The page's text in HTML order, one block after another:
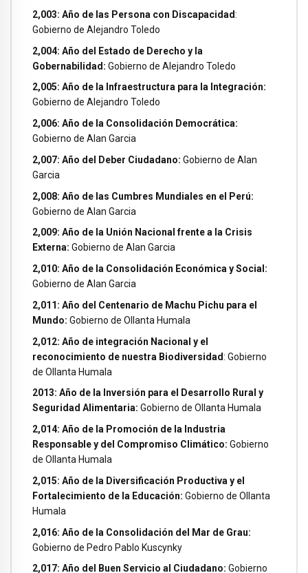
2,003: Año de las Persona con Discapacidad:
Gobierno de Alejandro Toledo
2,004: Año del Estado de Derecho y la
Gobernabilidad: Gobierno de Alejandro Toledo
2,005: Año de la Infraestructura para la Integración:
Gobierno de Alejandro Toledo
2,006: Año de la Consolidación Democrática:
Gobierno de Alan Garcia
2,007: Año del Deber Ciudadano: Gobierno de Alan
Garcia
2,008: Año de las Cumbres Mundiales en el Perú:
Gobierno de Alan Garcia
2,009: Año de la Unión Nacional frente a la Crisis
Externa: Gobierno de Alan Garcia
2,010: Año de la Consolidación Económica y Social:
Gobierno de Alan Garcia
2,011: Año del Centenario de Machu Pichu para el
Mundo: Gobierno de Ollanta Humala
2,012: Año de integración Nacional y el
reconocimiento de nuestra Biodiversidad: Gobierno
de Ollanta Humala
2013: Año de la Inversión para el Desarrollo Rural y
Seguridad Alimentaria: Gobierno de Ollanta Humala
2,014: Año de la Promoción de la Industria
Responsable y del Compromiso Climático: Gobierno
de Ollanta Humala
2,015: Año de la Diversificación Productiva y el
Fortalecimiento de la Educación: Gobierno de Ollanta
Humala
2,016: Año de la Consolidación del Mar de Grau:
Gobierno de Pedro Pablo Kuscynky
2,017: Año del Buen Servicio al Ciudadano: Gobierno